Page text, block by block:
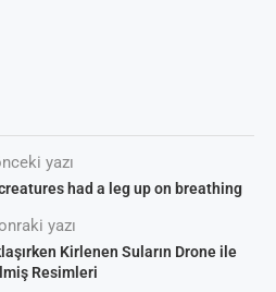
yazı
had a leg up on breathing
yazı
Kirlenen Suların Drone ile
Resimleri